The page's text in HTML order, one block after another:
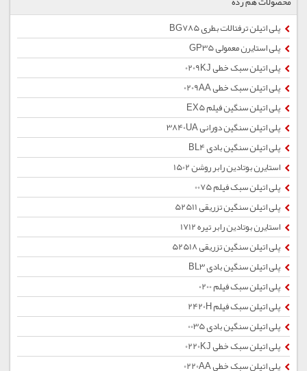
پلی اتیلن ترفتالات بطری BG785
پلی استایرن معمولی GP35
پلی اتیلن سبک خطی 0209KJ
پلی اتیلن سبک خطی 0209AA
پلی اتیلن سنگین فیلم EX5
پلی اتیلن سنگین دورانی 3840UA
پلی اتیلن سنگین بادی BL4
استایرن بوتادین رابر روشن 1502
پلی اتیلن سبک فیلم 0075
پلی اتیلن سنگین تزریقی 52511
استایرن بوتادین رابر تیره 1712
پلی اتیلن سنگین تزریقی 52518
پلی اتیلن سنگین بادی BL3
پلی اتیلن سبک فیلم 0200
پلی اتیلن سبک فیلم 2420H
پلی اتیلن سنگین بادی 0035
پلی اتیلن سبک خطی 0220KJ
پلی اتیلن سبک خطی 0220AA